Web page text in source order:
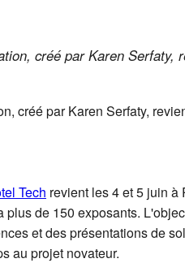
créé par Karen Serfaty,
créé par Karen Serfaty,
Tech revient les 4 et 5 juin à
plus de 150 exposants.
et des présentations de
au projet novateur.